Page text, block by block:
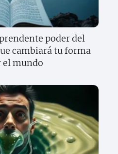
poder del
cambiará tu forma
el mundo